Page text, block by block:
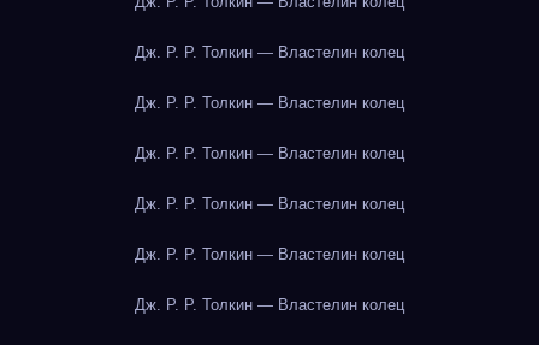
Дж. Р. Р. Толкин — Властелин колец
Дж. Р. Р. Толкин — Властелин колец
Дж. Р. Р. Толкин — Властелин колец
Дж. Р. Р. Толкин — Властелин колец
Дж. Р. Р. Толкин — Властелин колец
Дж. Р. Р. Толкин — Властелин колец